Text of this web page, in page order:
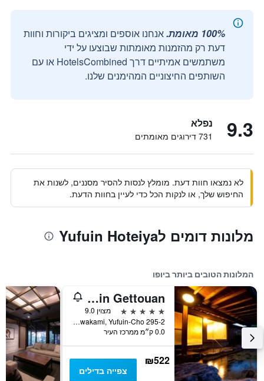
100% מאומת.
אנחנו אוספים ומציגים ביקורות וחוות
דעת רק מהזמנות מאומתות שבוצעו על ידי
משתמשים אמיתיים דרך HotelsCombined או עם
השותפים החיצוניים המהימנים שלנו.
9.3 נפלא
731 דירוגים מאומתים
לא נמצאו חוות דעת. מומלץ לנסות להסיר מסננים, לשנות את
החיפוש שלך, או לנקות הכל כדי לעיין בחוות הדעת.
מלונות דומים לYufuin Hoteiya
המלונות הטובים ביותר ביופו
Yufuin Gettouan
5 כוכבים
מצוין 9.0
295-2 Kawakami, Yufuin-Cho, יופו, יפן
0.0 ק״מ ממרכז העיר
₪522
צפייה בדילים